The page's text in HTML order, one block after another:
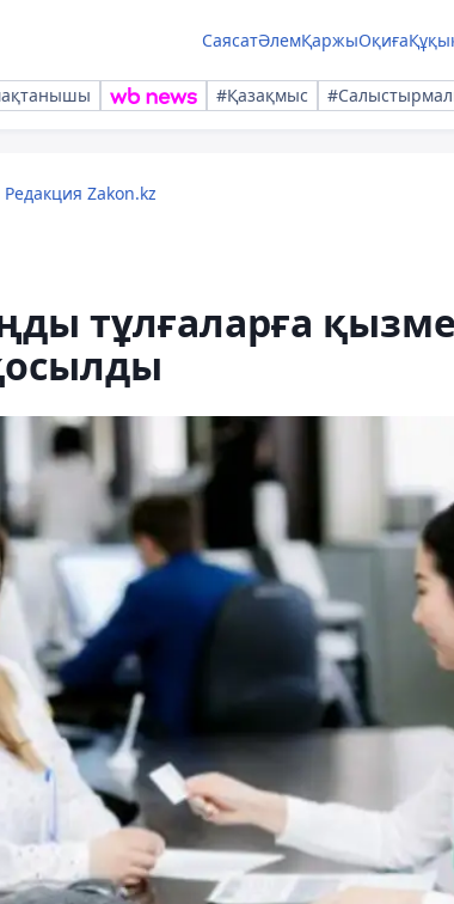
СаясатӘлемҚаржыОқиға
#Қазақмыс
Редакция Zakon.kz
тұлғаларға